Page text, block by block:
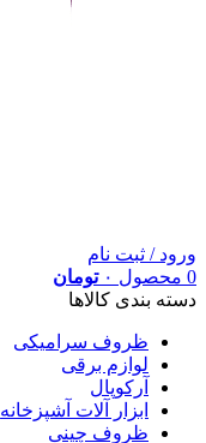
ورود / ثبت نام
0 محصول ۰ تومان
دسته بندی کالاها
ظروف سرامیکی
لوازم برقی
آرکوپال
ابزار آلات آشپزخانه
ظروف چینی